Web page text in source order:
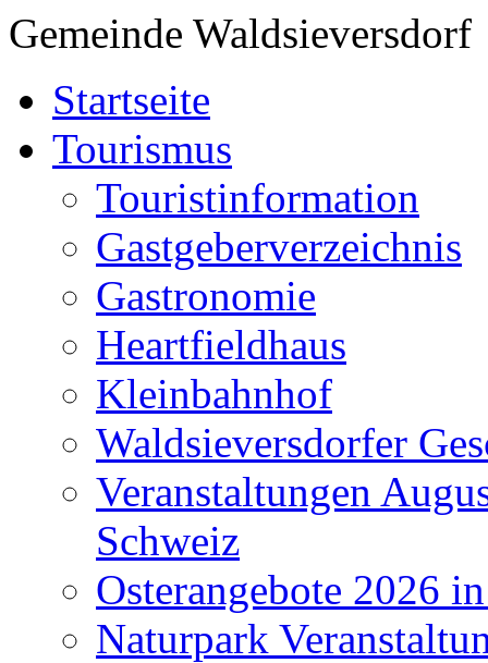
Gemeinde Waldsieversdorf
Startseite
Tourismus
Touristinformation
Gastgeberverzeichnis
Gastronomie
Heartfieldhaus
Kleinbahnhof
Waldsieversdorfer
Veranstaltungen
Schweiz
Osterangebote 2026
Naturpark